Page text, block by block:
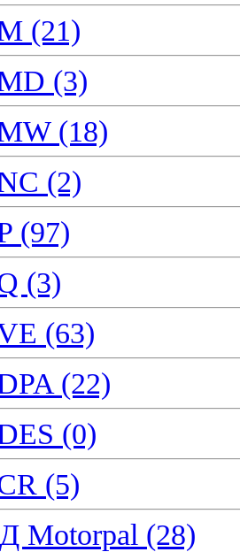
(21)
(3)
(18)
(2)
(97)
(3)
(63)
(22)
(0)
(5)
Motorpal (28)